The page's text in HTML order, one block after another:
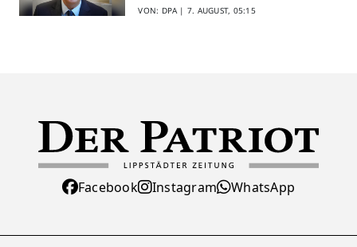
VON: DPA | 7. AUGUST, 05:15
Facebook Instagram WhatsApp